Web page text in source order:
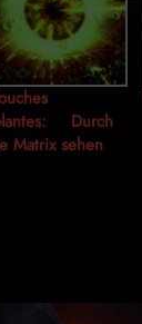
Durch
Matrix sehen